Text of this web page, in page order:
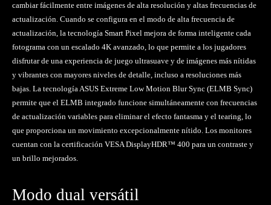
cambiar fácilmente entre imágenes de alta resolución y altas frecuencias de
actualización. Cuando se configura en el modo de alta frecuencia de
actualización, la tecnología Smart Pixel mejora de forma inteligente cada
fotograma con un escalado 4K avanzado, lo que permite a los jugadores
disfrutar de una experiencia de juego ultrasuave y de imágenes más nítidas
y vibrantes con mayores niveles de detalle, incluso a resoluciones más
bajas. La tecnología ASUS Extreme Low Motion Blur Sync (ELMB Sync)
permite que el ELMB integrado funcione simultáneamente con frecuencias
de actualización variables para eliminar el efecto fantasma y el tearing, lo
que proporciona un movimiento excepcionalmente nítido. Los monitores
cuentan con la certificación VESA DisplayHDR™ 400 para un contraste y
un brillo mejorados.
Modo dual versátil